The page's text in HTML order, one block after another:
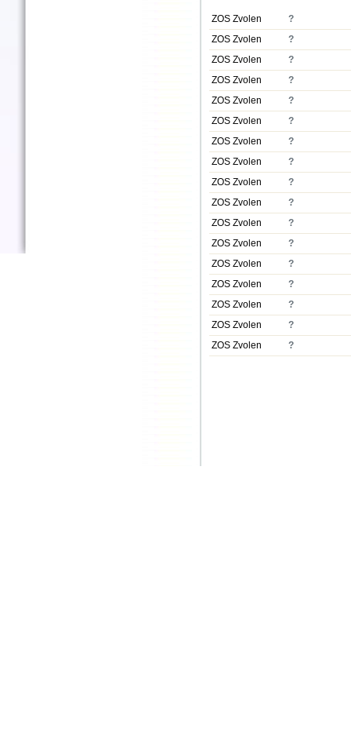
ZOS Zvolen
?
ZOS Zvolen
?
ZOS Zvolen
?
ZOS Zvolen
?
ZOS Zvolen
?
ZOS Zvolen
?
ZOS Zvolen
?
ZOS Zvolen
?
ZOS Zvolen
?
ZOS Zvolen
?
ZOS Zvolen
?
ZOS Zvolen
?
ZOS Zvolen
?
ZOS Zvolen
?
ZOS Zvolen
?
ZOS Zvolen
?
ZOS Zvolen
?